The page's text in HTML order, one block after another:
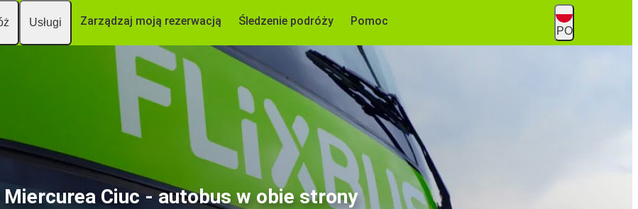
Usługi Zarządzaj moją rezerwacją Śledzenie podróży Pomoc
PO
Miercurea Ciuc - autobus w obie strony